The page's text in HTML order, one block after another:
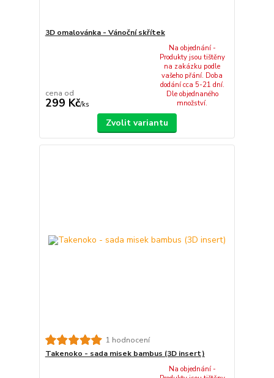
3D omalovánka - Vánoční skřítek
cena od
299 Kč/ks
Na objednání -
Produkty jsou tištěny
na zakázku podle
vašeho přání. Doba
dodání cca 5-21 dní.
Dle objednaného
množství.
Zvolit variantu
1 hodnocení
Takenoko - sada misek bambus (3D insert)
Na objednání -